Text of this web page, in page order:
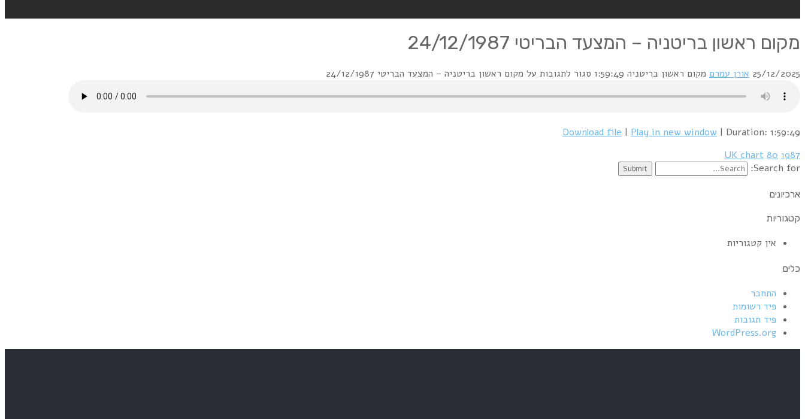
מקום ראשון בריטניה – המצעד הבריטי 24/12/1987
25/12/2025 אורן עמרם מקום ראשון בריטניה 1:59:49 סגור לתגובות על מקום ראשון בריטניה – המצעד הבריטי 24/12/1987
Download file | Play in new window | Duration: 1:59:49
1987
80
UK chart
Search for:
ארכיונים
קטגוריות
אין קטגוריות
כלים
התחבר
פיד רשומות
פיד תגובות
WordPress.org